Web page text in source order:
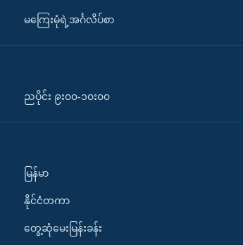
မကြေးမုံရဲ့အင်္ဂလိပ်စာ
ညပိုင်း ၉း၀၀-၁၀း၀၀
မြန်မာ
နိုင်ငံတကာ
တွေ့ဆုံမေးမြန်းခန်း